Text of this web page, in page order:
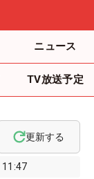
ニュース
TV放送予定
11:47
更新する